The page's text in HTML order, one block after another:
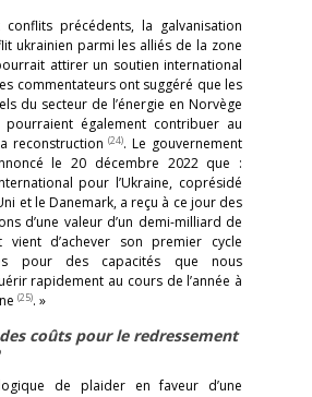
précédents, la galvanisation
ukrainien parmi les alliés de la zone
attirer un soutien international
commentateurs ont suggéré que les
du secteur de l’énergie en Norvège
pourraient également contribuer au
reconstruction(24). Le gouvernement
le 20 décembre 2022 que :
pour l’Ukraine, coprésidé
et le Danemark, a reçu à ce jour des
d’une valeur d’un demi-milliard de
d’achever son premier cycle
pour des capacités que nous
rapidement au cours de l’année à
(25). »
coûts pour le redressement
de plaider en faveur d’une